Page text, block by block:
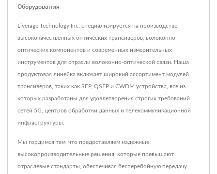
Оборудования
Liverage Technology Inc. специализируется на производстве
высококачественных оптических трансиверов, волоконно-
оптических компонентов и современных измерительных
инструментов для отрасли волоконно-оптической связи. Наша
продуктовая линейка включает широкий ассортимент модулей
трансиверов, таких как SFP, QSFP и CWDM устройства, все из
которых разработаны для удовлетворения строгих требований
сетей 5G, центров обработки данных и телекоммуникационной
инфраструктуры.
Мы гордимся тем, что предоставляем надежные,
высокопроизводительные решения, которые превышают
отраслевые стандарты, обеспечивая бесперебойную передачу